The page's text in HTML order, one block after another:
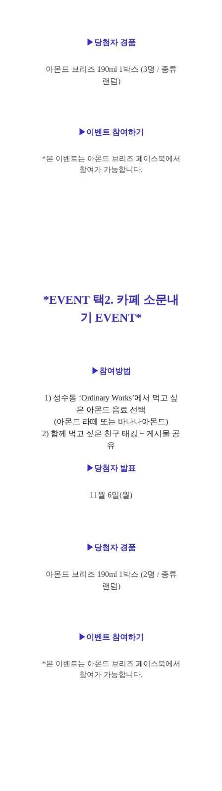
▶당첨자 경품
아몬드 브리즈 190ml 1 박스 (3명 / 종류
랜덤)
▶이벤트 참여하기
*본 이벤트는 아몬드 브리즈 페이스북에서
참여가 가능합니다.
*EVENT 택2. 카페 소문내
기 EVENT*
▶참여방법
1) 성수동 ‘Ordinary Works’에서 먹고 싶
은 아몬드 음료 선택
(아몬드 라떼 또는 바나나아몬드)
2) 함께 먹고 싶은 친구 태깅 + 게시물 공
유
▶당첨자 발표
11월 6일(월)
▶당첨자 경품
아몬드 브리즈 190ml 1 박스 (2명 / 종류
랜덤)
▶이벤트 참여하기
*본 이벤트는 아몬드 브리즈 페이스북에서
참여가 가능합니다.